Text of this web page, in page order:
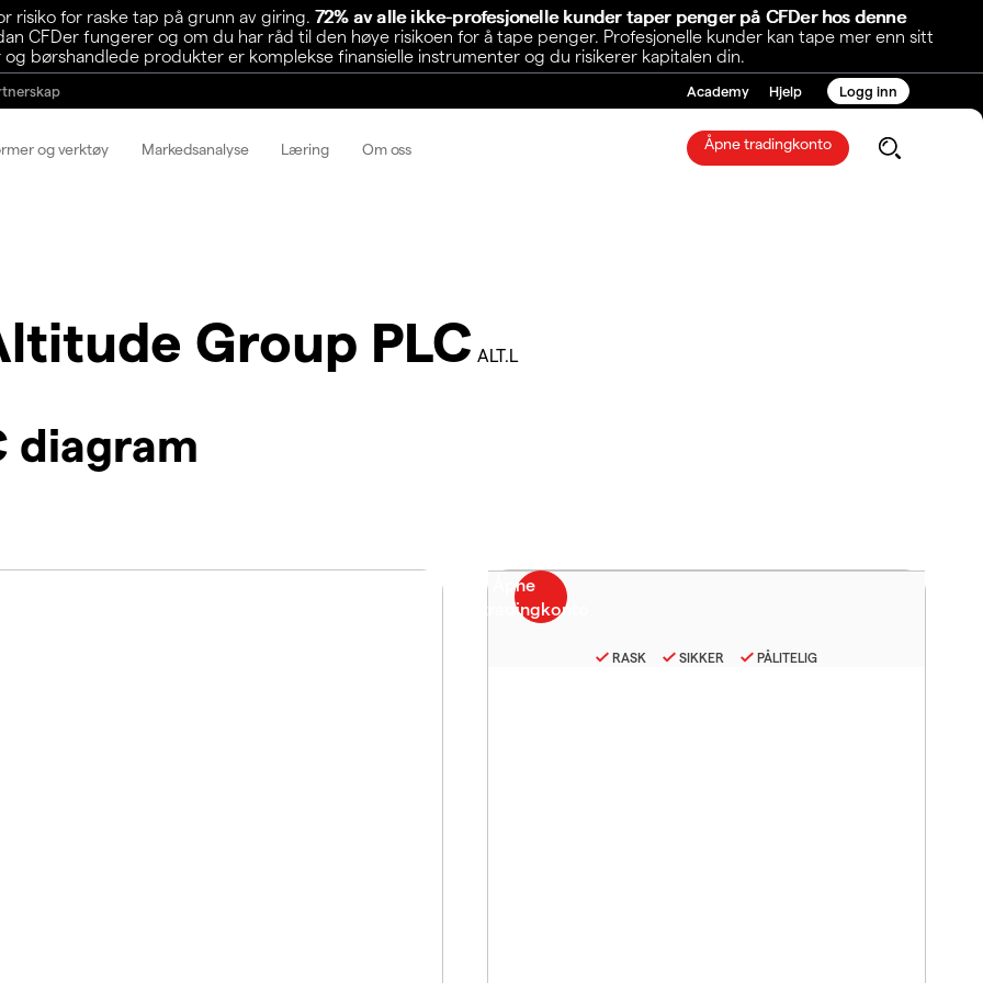
risiko for raske tap på grunn av giring.72% av alle ikke-profesjonelle kunder taper penger på CFDer hos denne
CFDer fungerer og om du har råd til den høye risikoen for å tape penger. Profesjonelle kunder kan tape mer enn sitt
børshandlede produkter er komplekse finansielle instrumenter og du risikerer kapitalen din.
Academy Hjelp Logg inn
og verktøy Markedsanalyse Læring Om oss Åpne tradingkonto
Group PLC ALT.L
diagram
RASK SIKKER PÅLITELIG